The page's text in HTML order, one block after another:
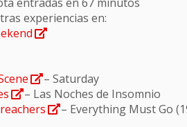
experiencias en:
– Saturday
– Las Noches de Insomnio
– Everything Must Go